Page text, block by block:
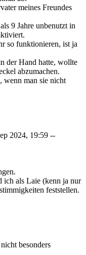
meines Freundes
9 Jahre unbenutzt in
so funktionieren, ist ja
der Hand hatte, wollte
abzumachen.
wenn man sie nicht
2024, 19:59 --
ich als Laie (kenn ja nur
feststellen.
besonders